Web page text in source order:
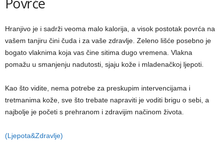
Hranjivo je i sadrži veoma malo kalorija, a visok postotak povrća na
vašem tanjiru čini čuda i za vaše zdravlje. Zeleno lišće posebno je
bogato vlaknima koja vas čine sitima dugo vremena. Vlakna
pomažu u smanjenju nadutosti, sjaju kože i mladenačkoj ljepoti.
Kao što vidite, nema potrebe za preskupim intervencijama i
tretmanima kože, sve što trebate napraviti je voditi brigu o sebi, a
najbolje je početi s prehranom i zdravijim načinom života.
(Ljepota&Zdravlje)